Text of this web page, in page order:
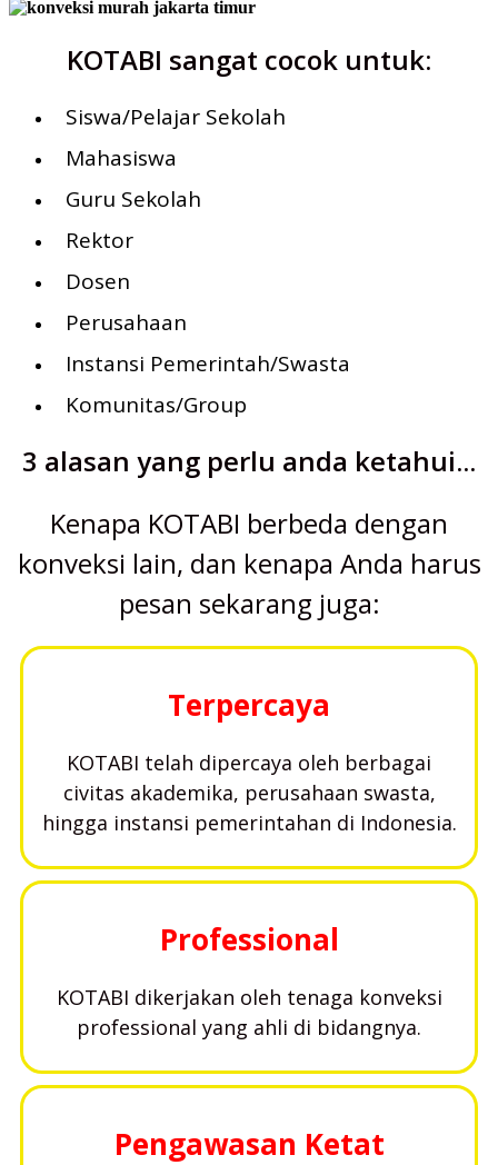
KOTABI sangat cocok untuk:
Siswa/Pelajar Sekolah
Mahasiswa
Guru Sekolah
Rektor
Dosen
Perusahaan
Instansi Pemerintah/Swasta
Komunitas/Group
3 alasan yang perlu anda ketahui...
Kenapa KOTABI berbeda dengan
konveksi lain, dan kenapa Anda harus
pesan sekarang juga:
Terpercaya
KOTABI telah dipercaya oleh berbagai
civitas akademika, perusahaan swasta,
hingga instansi pemerintahan di Indonesia.
Professional
KOTABI dikerjakan oleh tenaga konveksi
professional yang ahli di bidangnya.
Pengawasan Ketat